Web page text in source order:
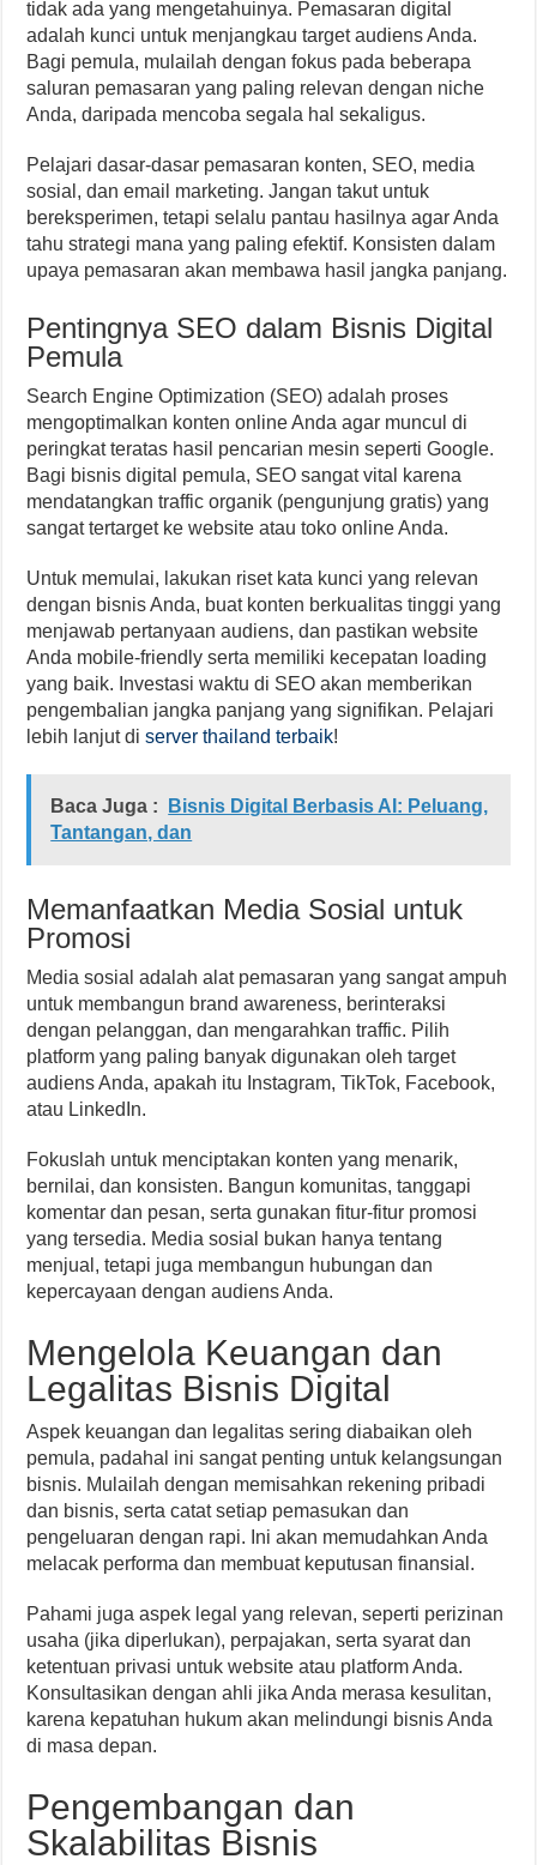
tidak ada yang mengetahuinya. Pemasaran digital
adalah kunci untuk menjangkau target audiens Anda.
Bagi pemula, mulailah dengan fokus pada beberapa
saluran pemasaran yang paling relevan dengan niche
Anda, daripada mencoba segala hal sekaligus.
Pelajari dasar-dasar pemasaran konten, SEO, media
sosial, dan email marketing. Jangan takut untuk
bereksperimen, tetapi selalu pantau hasilnya agar Anda
tahu strategi mana yang paling efektif. Konsisten dalam
upaya pemasaran akan membawa hasil jangka panjang.
Pentingnya SEO dalam Bisnis Digital
Pemula
Search Engine Optimization (SEO) adalah proses
mengoptimalkan konten online Anda agar muncul di
peringkat teratas hasil pencarian mesin seperti Google.
Bagi bisnis digital pemula, SEO sangat vital karena
mendatangkan traffic organik (pengunjung gratis) yang
sangat tertarget ke website atau toko online Anda.
Untuk memulai, lakukan riset kata kunci yang relevan
dengan bisnis Anda, buat konten berkualitas tinggi yang
menjawab pertanyaan audiens, dan pastikan website
Anda mobile-friendly serta memiliki kecepatan loading
yang baik. Investasi waktu di SEO akan memberikan
pengembalian jangka panjang yang signifikan. Pelajari
lebih lanjut diserver thailand terbaik!
Baca Juga :
Bisnis Digital Berbasis AI: Peluang,
Tantangan, dan
Memanfaatkan Media Sosial untuk
Promosi
Media sosial adalah alat pemasaran yang sangat ampuh
untuk membangun brand awareness, berinteraksi
dengan pelanggan, dan mengarahkan traffic. Pilih
platform yang paling banyak digunakan oleh target
audiens Anda, apakah itu Instagram, TikTok, Facebook,
atau LinkedIn.
Fokuslah untuk menciptakan konten yang menarik,
bernilai, dan konsisten. Bangun komunitas, tanggapi
komentar dan pesan, serta gunakan fitur-fitur promosi
yang tersedia. Media sosial bukan hanya tentang
menjual, tetapi juga membangun hubungan dan
kepercayaan dengan audiens Anda.
Mengelola Keuangan dan
Legalitas Bisnis Digital
Aspek keuangan dan legalitas sering diabaikan oleh
pemula, padahal ini sangat penting untuk kelangsungan
bisnis. Mulailah dengan memisahkan rekening pribadi
dan bisnis, serta catat setiap pemasukan dan
pengeluaran dengan rapi. Ini akan memudahkan Anda
melacak performa dan membuat keputusan finansial.
Pahami juga aspek legal yang relevan, seperti perizinan
usaha (jika diperlukan), perpajakan, serta syarat dan
ketentuan privasi untuk website atau platform Anda.
Konsultasikan dengan ahli jika Anda merasa kesulitan,
karena kepatuhan hukum akan melindungi bisnis Anda
di masa depan.
Pengembangan dan
Skalabilitas Bisnis